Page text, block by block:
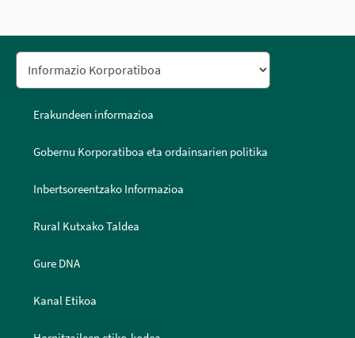
Erakundeen informazioa
Gobernu Korporatiboa eta ordainsarien politika
Inbertsoreentzako Informazioa
Rural Kutxako Taldea
Gure DNA
Kanal Etikoa